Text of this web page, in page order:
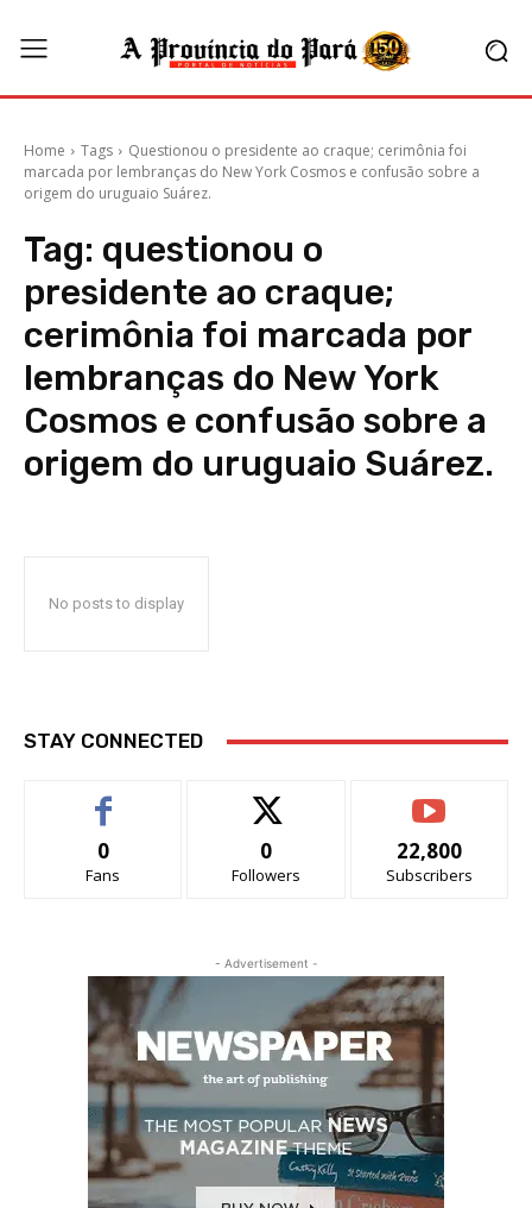
Home Tags
Questionou o presidente ao craque; cerimônia foi
marcada por lembranças do New York Cosmos e confusão sobre a
origem do uruguaio Suárez.
Tag: questionou o
presidente ao craque;
cerimônia foi marcada por
lembranças do New York
Cosmos e confusão sobre a
origem do uruguaio Suárez.
No posts to display
STAY CONNECTED
0
Fans
0
Followers
22,800
Subscribers
- Advertisement -